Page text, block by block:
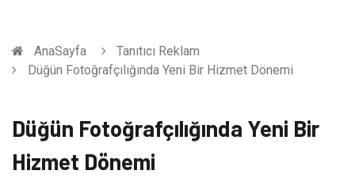
AnaSayfa
Tanıtıcı Reklam
Düğün Fotoğrafçılığında Yeni Bir Hizmet Dönemi
Düğün Fotoğrafçılığında Yeni Bir
Hizmet Dönemi